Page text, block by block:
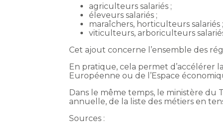
agriculteurs salariés ;
éleveurs salariés ;
maraîchers, horticulteurs salariés ;
viticulteurs, arboriculteurs
Cet ajout concerne l’ensemble des
En pratique, cela permet d’accélérer
Européenne ou de l’Espace
Dans le même temps, le ministère du
annuelle, de la liste des métiers en
Sources :